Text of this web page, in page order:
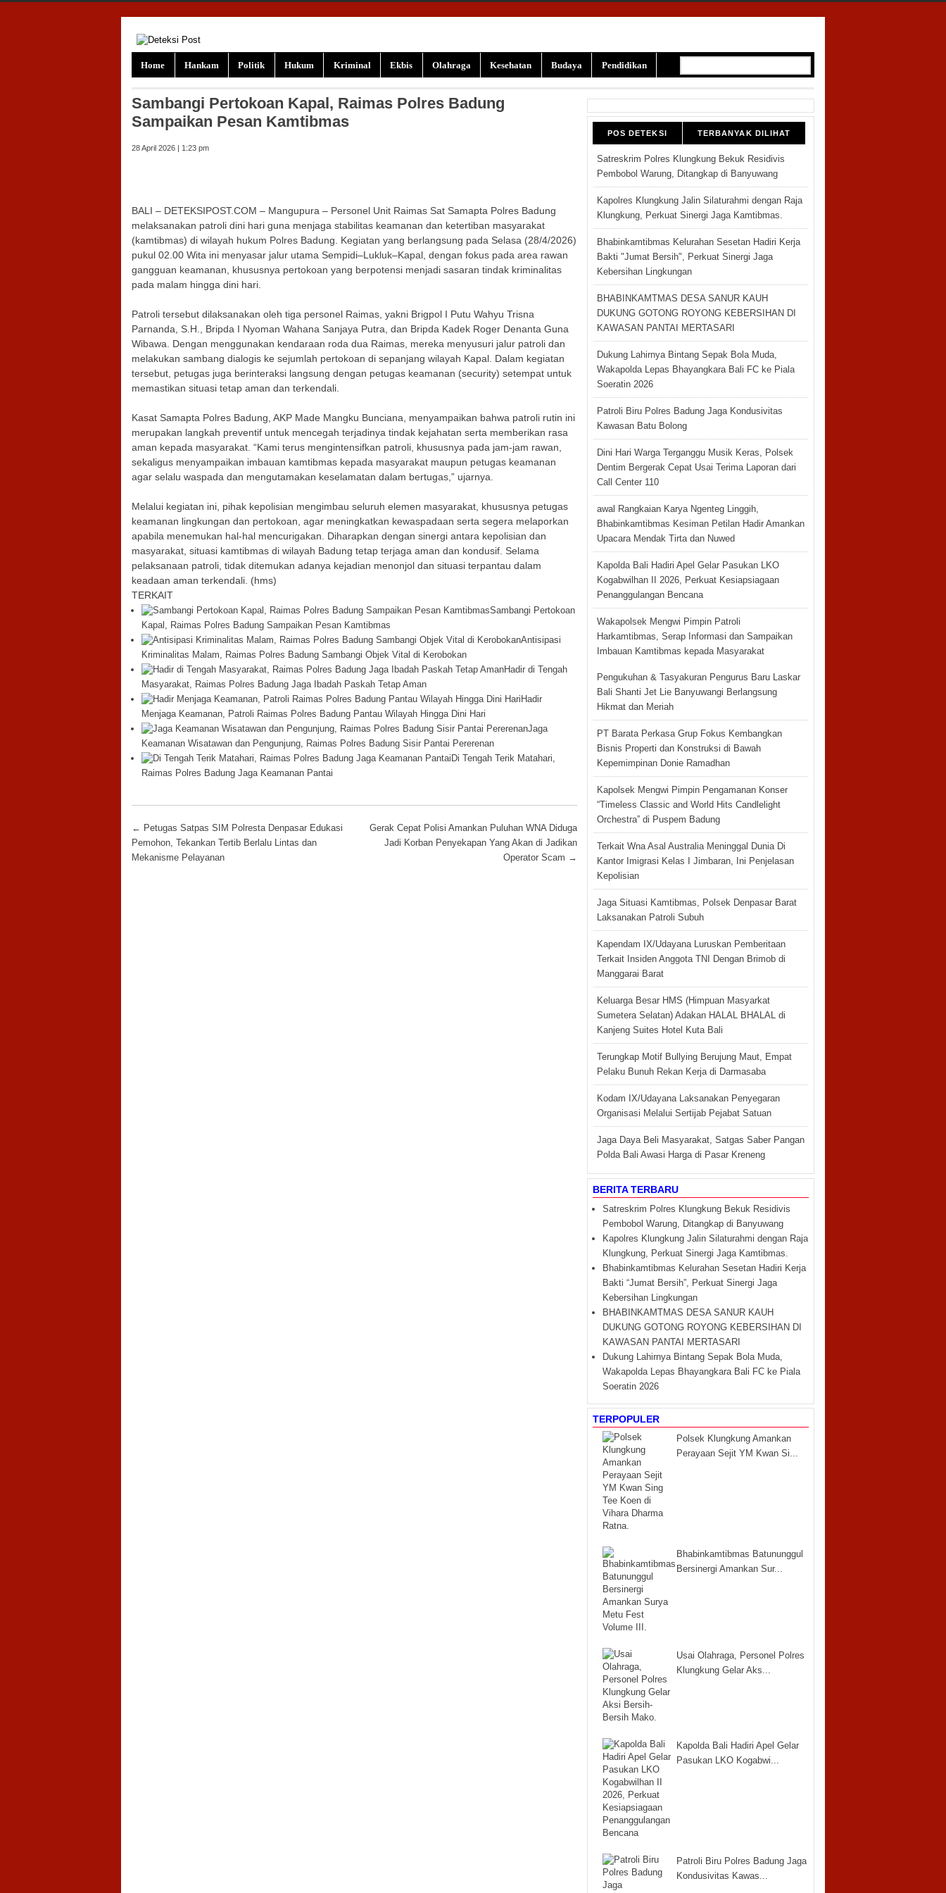
Home Hankam Politik Hukum Kriminal Ekbis Olahraga Kesehatan Budaya Pendidikan
Sambangi Pertokoan Kapal, Raimas Polres Badung
Sampaikan Pesan Kamtibmas
28 April 2026 | 1:23 pm
BALI – DETEKSIPOST.COM – Mangupura – Personel Unit Raimas Sat Samapta Polres Badung
melaksanakan patroli dini hari guna menjaga stabilitas keamanan dan ketertiban masyarakat
(kamtibmas) di wilayah hukum Polres Badung. Kegiatan yang berlangsung pada Selasa (28/4/2026)
pukul 02.00 Wita ini menyasar jalur utama Sempidi–Lukluk–Kapal, dengan fokus pada area rawan
gangguan keamanan, khususnya pertokoan yang berpotensi menjadi sasaran tindak kriminalitas
pada malam hingga dini hari.
Patroli tersebut dilaksanakan oleh tiga personel Raimas, yakni Brigpol I Putu Wahyu Trisna
Parnanda, S.H., Bripda I Nyoman Wahana Sanjaya Putra, dan Bripda Kadek Roger Denanta Guna
Wibawa. Dengan menggunakan kendaraan roda dua Raimas, mereka menyusuri jalur patroli dan
melakukan sambang dialogis ke sejumlah pertokoan di sepanjang wilayah Kapal. Dalam kegiatan
tersebut, petugas juga berinteraksi langsung dengan petugas keamanan (security) setempat untuk
memastikan situasi tetap aman dan terkendali.
Kasat Samapta Polres Badung, AKP Made Mangku Bunciana, menyampaikan bahwa patroli rutin ini
merupakan langkah preventif untuk mencegah terjadinya tindak kejahatan serta memberikan rasa
aman kepada masyarakat. “Kami terus mengintensifkan patroli, khususnya pada jam-jam rawan,
sekaligus menyampaikan imbauan kamtibmas kepada masyarakat maupun petugas keamanan
agar selalu waspada dan mengutamakan keselamatan dalam bertugas,” ujarnya.
Melalui kegiatan ini, pihak kepolisian mengimbau seluruh elemen masyarakat, khususnya petugas
keamanan lingkungan dan pertokoan, agar meningkatkan kewaspadaan serta segera melaporkan
apabila menemukan hal-hal mencurigakan. Diharapkan dengan sinergi antara kepolisian dan
masyarakat, situasi kamtibmas di wilayah Badung tetap terjaga aman dan kondusif. Selama
pelaksanaan patroli, tidak ditemukan adanya kejadian menonjol dan situasi terpantau dalam
keadaan aman terkendali. (hms)
TERKAIT
Sambangi Pertokoan
Kapal, Raimas Polres Badung Sampaikan Pesan Kamtibmas
Antisipasi
Kriminalitas Malam, Raimas Polres Badung Sambangi Objek Vital di Kerobokan
Hadir di Tengah
Masyarakat, Raimas Polres Badung Jaga Ibadah Paskah Tetap Aman
Hadir
Menjaga Keamanan, Patroli Raimas Polres Badung Pantau Wilayah Hingga Dini Hari
Jaga
Keamanan Wisatawan dan Pengunjung, Raimas Polres Badung Sisir Pantai Pererenan
Di Tengah Terik Matahari,
Raimas Polres Badung Jaga Keamanan Pantai
Post navigation
← Petugas Satpas SIM Polresta Denpasar Edukasi
Pemohon, Tekankan Tertib Berlalu Lintas dan
Mekanisme Pelayanan
Gerak Cepat Polisi Amankan Puluhan WNA Diduga
Jadi Korban Penyekapan Yang Akan di Jadikan
Operator Scam →
POS DETEKSI TERBANYAK DILIHAT
Satreskrim Polres Klungkung Bekuk Residivis
Pembobol Warung, Ditangkap di Banyuwang
Kapolres Klungkung Jalin Silaturahmi dengan Raja
Klungkung, Perkuat Sinergi Jaga Kamtibmas.
Bhabinkamtibmas Kelurahan Sesetan Hadiri Kerja
Bakti "Jumat Bersih", Perkuat Sinergi Jaga
Kebersihan Lingkungan
BHABINKAMTMAS DESA SANUR KAUH
DUKUNG GOTONG ROYONG KEBERSIHAN DI
KAWASAN PANTAI MERTASARI
Dukung Lahirnya Bintang Sepak Bola Muda,
Wakapolda Lepas Bhayangkara Bali FC ke Piala
Soeratin 2026
Patroli Biru Polres Badung Jaga Kondusivitas
Kawasan Batu Bolong
Dini Hari Warga Terganggu Musik Keras, Polsek
Dentim Bergerak Cepat Usai Terima Laporan dari
Call Center 110
awal Rangkaian Karya Ngenteg Linggih,
Bhabinkamtibmas Kesiman Petilan Hadir Amankan
Upacara Mendak Tirta dan Nuwed
Kapolda Bali Hadiri Apel Gelar Pasukan LKO
Kogabwilhan II 2026, Perkuat Kesiapsiagaan
Penanggulangan Bencana
Wakapolsek Mengwi Pimpin Patroli
Harkamtibmas, Serap Informasi dan Sampaikan
Imbauan Kamtibmas kepada Masyarakat
Pengukuhan & Tasyakuran Pengurus Baru Laskar
Bali Shanti Jet Lie Banyuwangi Berlangsung
Hikmat dan Meriah
PT Barata Perkasa Grup Fokus Kembangkan
Bisnis Properti dan Konstruksi di Bawah
Kepemimpinan Donie Ramadhan
Kapolsek Mengwi Pimpin Pengamanan Konser
“Timeless Classic and World Hits Candlelight
Orchestra” di Puspem Badung
Terkait Wna Asal Australia Meninggal Dunia Di
Kantor Imigrasi Kelas I Jimbaran, Ini Penjelasan
Kepolisian
Jaga Situasi Kamtibmas, Polsek Denpasar Barat
Laksanakan Patroli Subuh
Kapendam IX/Udayana Luruskan Pemberitaan
Terkait Insiden Anggota TNI Dengan Brimob di
Manggarai Barat
Keluarga Besar HMS (Himpuan Masyarkat
Sumetera Selatan) Adakan HALAL BHALAL di
Kanjeng Suites Hotel Kuta Bali
Terungkap Motif Bullying Berujung Maut, Empat
Pelaku Bunuh Rekan Kerja di Darmasaba
Kodam IX/Udayana Laksanakan Penyegaran
Organisasi Melalui Sertijab Pejabat Satuan
Jaga Daya Beli Masyarakat, Satgas Saber Pangan
Polda Bali Awasi Harga di Pasar Kreneng
BERITA TERBARU
Satreskrim Polres Klungkung Bekuk Residivis
Pembobol Warung, Ditangkap di Banyuwang
Kapolres Klungkung Jalin Silaturahmi dengan Raja
Klungkung, Perkuat Sinergi Jaga Kamtibmas.
Bhabinkamtibmas Kelurahan Sesetan Hadiri Kerja
Bakti “Jumat Bersih”, Perkuat Sinergi Jaga
Kebersihan Lingkungan
BHABINKAMTMAS DESA SANUR KAUH
DUKUNG GOTONG ROYONG KEBERSIHAN DI
KAWASAN PANTAI MERTASARI
Dukung Lahirnya Bintang Sepak Bola Muda,
Wakapolda Lepas Bhayangkara Bali FC ke Piala
Soeratin 2026
TERPOPULER
Polsek Klungkung Amankan
Perayaan Sejit YM Kwan Si...
Bhabinkamtibmas Batununggul
Bersinergi Amankan Sur...
Usai Olahraga, Personel Polres
Klungkung Gelar Aks...
Kapolda Bali Hadiri Apel Gelar
Pasukan LKO Kogabwi...
Patroli Biru Polres Badung Jaga
Kondusivitas Kawas...